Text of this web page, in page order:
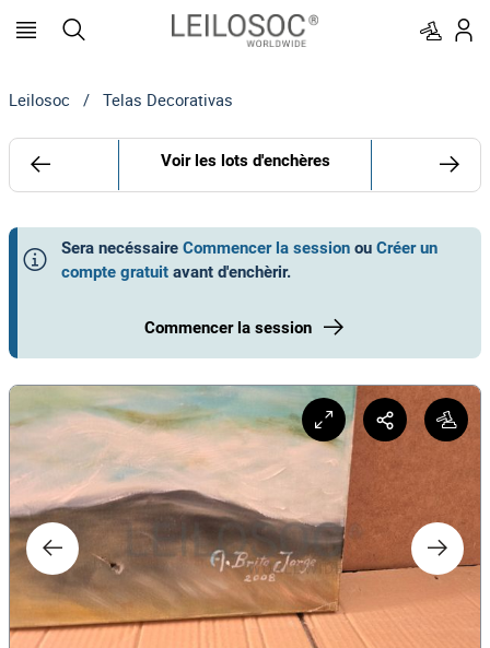
Leilosoc / Telas Decorativas
Voir les lots d'enchères
Sera necéssaire Commencer la session ou Créer un
compte gratuit avant d'enchèrir.
Commencer la session